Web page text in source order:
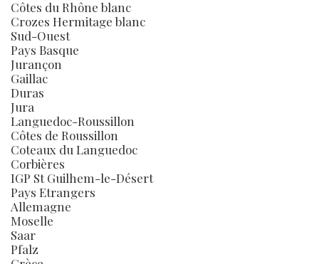
Côtes du Rhône blanc
Crozes Hermitage blanc
Sud-Ouest
Pays Basque
Jurançon
Gaillac
Duras
Jura
Languedoc-Roussillon
Côtes de Roussillon
Coteaux du Languedoc
Corbières
IGP St Guilhem-le-Désert
Pays Etrangers
Allemagne
Moselle
Saar
Pfalz